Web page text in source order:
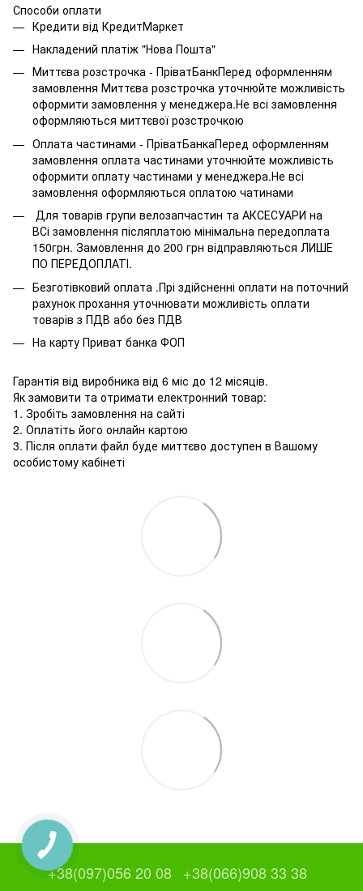
Способи оплати
Кредити від КредитМаркет
Накладений платіж "Нова Пошта"
Миттєва розстрочка - ПріватБанкПеред оформленням
замовлення Миттєва розстрочка уточнюйте можливість
оформити замовлення у менеджера.Не всі замовлення
оформляються миттєвої розстрочкою
Оплата частинами - ПріватБанкаПеред оформленням
замовлення оплата частинами уточнюйте можливість
оформити оплату частинами у менеджера.Не всі
замовлення оформляються оплатою чатинами
Для товарів групи велозапчастин та АКСЕСУАРИ на
ВСі замовлення післяплатою мінімальна передоплата
150грн. Замовлення до 200 грн відправляються ЛИШЕ
ПО ПЕРЕДОПЛАТІ.
Безготівковий оплата .Прі здійсненні оплати на поточний
рахунок прохання уточнювати можливість оплати
товарів з ПДВ або без ПДВ
На карту Приват банка ФОП
Гарантія від виробника від 6 міс до 12 місяців.
Як замовити та отримати електронний товар:
1. Зробіть замовлення на сайті
2. Оплатіть його онлайн картою
3. Після оплати файл буде миттєво доступен в Вашому
особистому кабінеті
+38(097)056 20 08 +38(066)908 33 38